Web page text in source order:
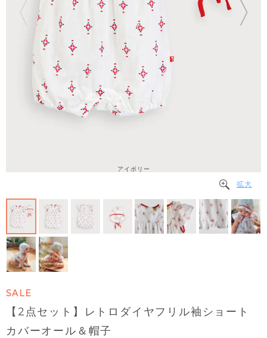
アイボリー
拡大
SALE
【2点セット】レトロダイヤフリル袖ショート
カバーオール＆帽子